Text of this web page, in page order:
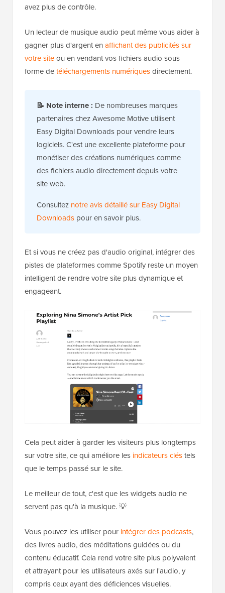
avez plus de contrôle.
Un lecteur de musique audio peut même vous aider à
gagner plus d'argent en affichant des publicités sur
votre siteou en vendant vos fichiers audio sous
forme detéléchargements numériquesdirectement.
📝 Note interne : De nombreuses marques
partenaires chez Awesome Motive utilisent
Easy Digital Downloads pour vendre leurs
logiciels. C'est une excellente plateforme pour
monétiser des créations numériques comme
des fichiers audio directement depuis votre
site web.
Consultez notre avis détaillé sur Easy Digital
Downloads pour en savoir plus.
Et si vous ne créez pas d'audio original, intégrer des
pistes de plateformes comme Spotify reste un moyen
intelligent de rendre votre site plus dynamique et
engageant.
Cela peut aider à garder les visiteurs plus longtemps
sur votre site, ce qui améliore les indicateurs cléstels
que le temps passé sur le site.
Le meilleur de tout, c'est que les widgets audio ne
servent pas qu'à la musique. 💡
Vous pouvez les utiliser pour intégrer des podcasts,
des livres audio, des méditations guidées ou du
contenu éducatif. Cela rend votre site plus polyvalent
et attrayant pour les utilisateurs axés sur l'audio, y
compris ceux ayant des déficiences visuelles.